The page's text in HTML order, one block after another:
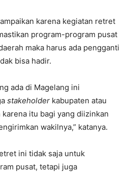
karena kegiatan retret
program-program pusat
maka harus ada pengganti
bisa hadir.
ada di Magelang ini
stakeholder kabupaten atau
itu bagi yang diizinkan
wakilnya,” katanya.
ini tidak saja untuk
pusat, tetapi juga